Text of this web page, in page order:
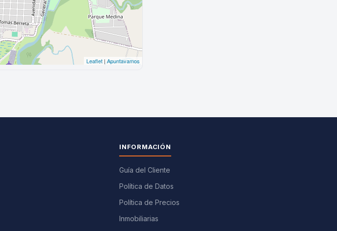
INFORMACIÓN
Guía del Cliente
Política de Datos
Política de Precios
Inmobiliarias